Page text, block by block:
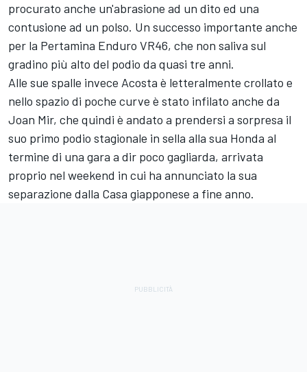
procurato anche un'abrasione ad un dito ed una
contusione ad un polso. Un successo importante anche
per la Pertamina Enduro VR46, che non saliva sul
gradino più alto del podio da quasi tre anni.
Alle sue spalle invece Acosta è letteralmente crollato e
nello spazio di poche curve è stato infilato anche da
Joan Mir, che quindi è andato a prendersi a sorpresa il
suo primo podio stagionale in sella alla sua Honda al
termine di una gara a dir poco gagliarda, arrivata
proprio nel weekend in cui ha annunciato la sua
separazione dalla Casa giapponese a fine anno.